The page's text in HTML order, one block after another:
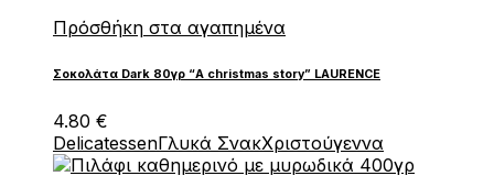
Πρόσθήκη στα αγαπημένα
Σοκολάτα Dark 80γρ “A christmas story” LAURENCE
4.80 €
DelicatessenΓλυκά ΣνακΧριστούγεννα